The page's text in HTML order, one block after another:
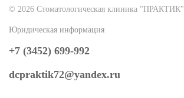
© 2026 Стоматологическая клиника "ПРАКТИК"
Юридическая информация
+7 (3452) 699-992
dcpraktik72@yandex.ru